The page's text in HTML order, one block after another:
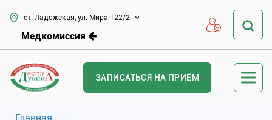
ст. Ладожская, ул. Мира 122/2
Медкомиссия
ЗАПИСАТЬСЯ НА ПРИЁМ